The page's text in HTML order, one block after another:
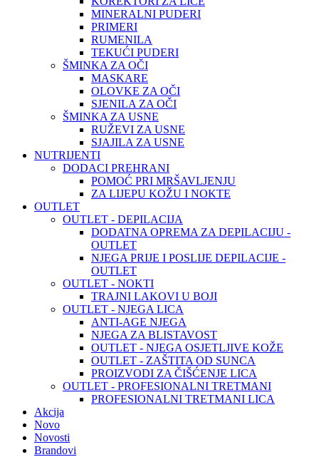
MINERALNI PUDERI
PRIMERI
RUMENILA
TEKUĆI PUDERI
ŠMINKA ZA OČI
MASKARE
OLOVKE ZA OČI
SJENILA ZA OČI
ŠMINKA ZA USNE
RUŽEVI ZA USNE
SJAJILA ZA USNE
NUTRIJENTI
DODACI PREHRANI
POMOĆ PRI MRŠAVLJENJU
ZA LIJEPU KOŽU I NOKTE
OUTLET
OUTLET - DEPILACIJA
DODATNA OPREMA ZA DEPILACIJU -
OUTLET
NJEGA PRIJE I POSLIJE DEPILACIJE -
OUTLET
OUTLET - NOKTI
TRAJNI LAKOVI U BOJI
OUTLET - NJEGA LICA
ANTI-AGE NJEGA
NJEGA ZA BLISTAVOST
OUTLET - NJEGA OSJETLJIVE KOŽE
OUTLET - ZAŠTITA OD SUNCA
PROIZVODI ZA ČIŠĆENJE LICA
OUTLET - PROFESIONALNI TRETMANI
PROFESIONALNI TRETMANI LICA
Akcija
Novo
Novosti
Brandovi